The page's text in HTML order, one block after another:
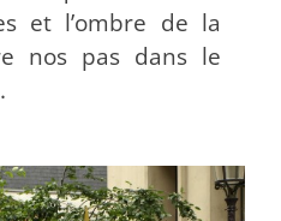
et l’ombre de la
nos pas dans le